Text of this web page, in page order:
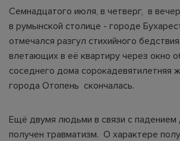
Семнадцатого июля, в четверг, в
в румынской столице - городе
отмечался разгул стихийного
влетающих в её квартиру через окно
соседнего дома сорокадевятилетняя
города Отопень скончалась.
Ещё двумя людьми в связи с
получен травматизм. О характере